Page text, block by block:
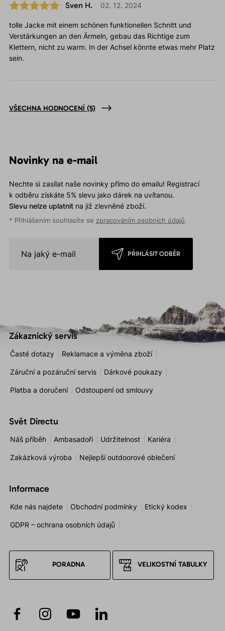
Sven H. 02. 12. 2024
tolle Jacke mit einem schönen funktionellen Schnitt und
Verstärkungen an den Ärmeln, gebau das Richtige zum
Klettern, nicht zu warm. In der Achsel könnte etwas mehr Platz
sein.
VŠECHNA HODNOCENÍ (5)
Novinky na e-mail
Nechte si zasílat naše novinky přímo do emailu! Registrací
k odběru získáte 5% slevu jako dárek na uvítanou.
Slevu nelze uplatnitna již zlevněné zboží.
* Přihlášením souhlasíte se zpracováním osobních údajů.
PŘIHLÁSIT ODBĚR
Zákaznický servis
Časté dotazy Reklamace a výměna zboží
Záruční a pozáruční servis Dárkové poukazy
Platba a doručení Odstoupení od smlouvy
Svět Directu
Náš příběh Ambasadoři Udržitelnost Kariéra
Zakázková výroba Nejlepší outdoorové oblečení
Informace
Kde nás najdete Obchodní podmínky Etický kodex
GDPR – ochrana osobních údajů
PORADNA VELIKOSTNÍ TABULKY